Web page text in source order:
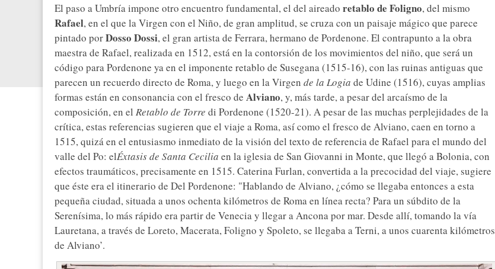
El paso a Umbría impone otro encuentro fundamental, el del aireado retablo de Foligno, del mismo
Rafael, en el que la Virgen con el Niño, de gran amplitud, se cruza con un paisaje mágico que parece
pintado porDosso Dossi, el gran artista de Ferrara, hermano de Pordenone. El contrapunto a la obra
maestra de Rafael, realizada en 1512, está en la contorsión de los movimientos del niño, que será un
código para Pordenone ya en el imponente retablo de Susegana (1515-16), con las ruinas antiguas que
parecen un recuerdo directo de Roma, y luego en la Virgen de la Logia de Udine (1516), cuyas amplias
formas están en consonancia con el fresco de Alviano, y, más tarde, a pesar del arcaísmo de la
composición, en el Retablo de Torre di Pordenone (1520-21). A pesar de las muchas perplejidades de la
crítica, estas referencias sugieren que el viaje a Roma, así como el fresco de Alviano, caen en torno a
1515, quizá en el entusiasmo inmediato de la visión del texto de referencia de Rafael para el mundo del
valle del Po: elÉxtasis de Santa Cecilia en la iglesia de San Giovanni in Monte, que llegó a Bolonia, con
efectos traumáticos, precisamente en 1515. Caterina Furlan, convertida a la precocidad del viaje, sugiere
que éste era el itinerario de Del Pordenone: "Hablando de Alviano, ¿cómo se llegaba entonces a esta
pequeña ciudad, situada a unos ochenta kilómetros de Roma en línea recta? Para un súbdito de la
Serenísima, lo más rápido era partir de Venecia y llegar a Ancona por mar. Desde allí, tomando la vía
Lauretana, a través de Loreto, Macerata, Foligno y Spoleto, se llegaba a Terni, a unos cuarenta kilómetros
de Alviano’.